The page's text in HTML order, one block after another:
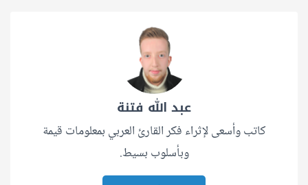
عبد الله فتنة
كاتب وأسعى لإثراء فكر القارئ العربي بمعلومات قيمة
وبأسلوب بسيط.